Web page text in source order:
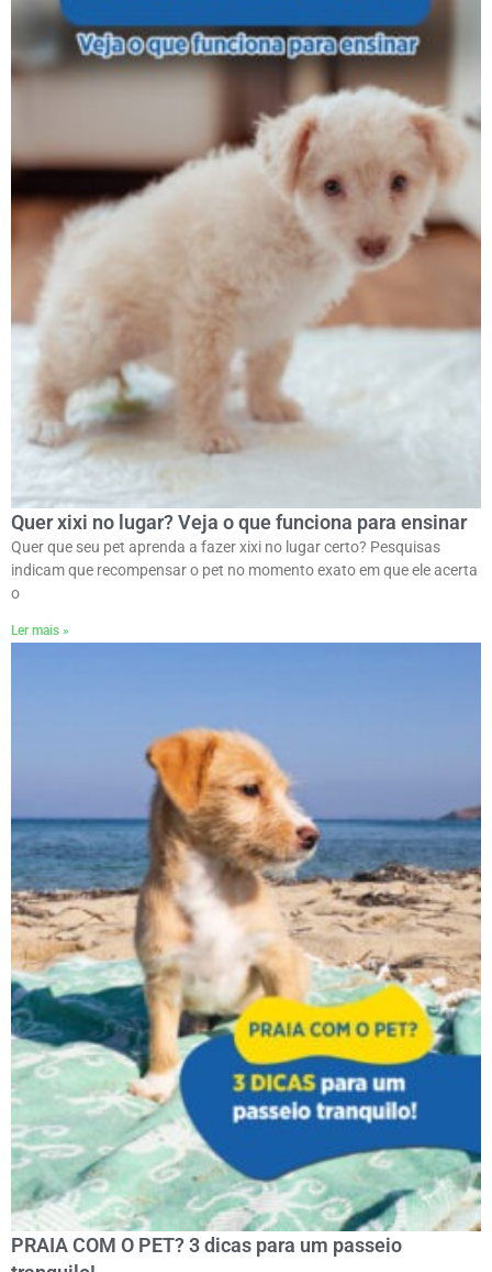
Quer xixi no lugar? Veja o que funciona para ensinar
Quer que seu pet aprenda a fazer xixi no lugar certo? Pesquisas
indicam que recompensar o pet no momento exato em que ele acerta
o
Ler mais »
PRAIA COM O PET? 3 dicas para um passeio